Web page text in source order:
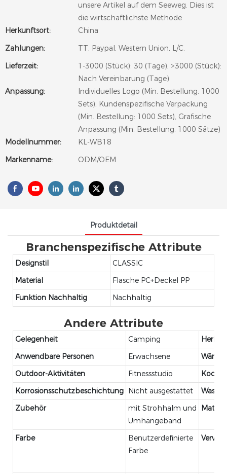
unsere Artikel auf dem Seeweg. Dies ist
die wirtschaftlichste Methode
Herkunftsort:
China
Zahlungen:
TT, Paypal, Western Union, L/C.
Lieferzeit:
1-3000 (Stück): 30 (Tage), >3000 (Stück):
Nach Vereinbarung (Tage)
Anpassung:
Individuelles Logo (Min. Bestellung: 1000
Sets), Kundenspezifische Verpackung
(Min. Bestellung: 1000 Sets), Grafische
Anpassung (Min. Bestellung: 1000 Sätze)
Modellnummer:
KL-WB18
Markenname:
ODM/OEM
Produktdetail
Branchenspezifische Attribute
Designstil
CLASSIC
Material
Flasche PC+Deckel PP
Funktion Nachhaltig
Nachhaltig
Andere Attribute
Gelegenheit Camping
Anwendbare Personen
Erwachsene
Outdoor-Aktivitäten
Fitnessstudio
Korrosionsschutzbeschichtung Nicht ausgestattet
Zubehör
mit Strohhalm und
Umhängeband
Farbe
Benutzerdefinierte
Farbe